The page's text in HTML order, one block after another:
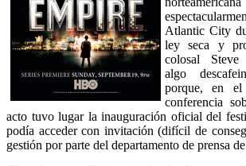
Atlantic City
ley seca y
colosal Steve
algo
porque, en
conferencia
acto tuvo lugar la inauguración oficial del
podía acceder con invitación (difícil de
gestión por parte del departamento de prensa